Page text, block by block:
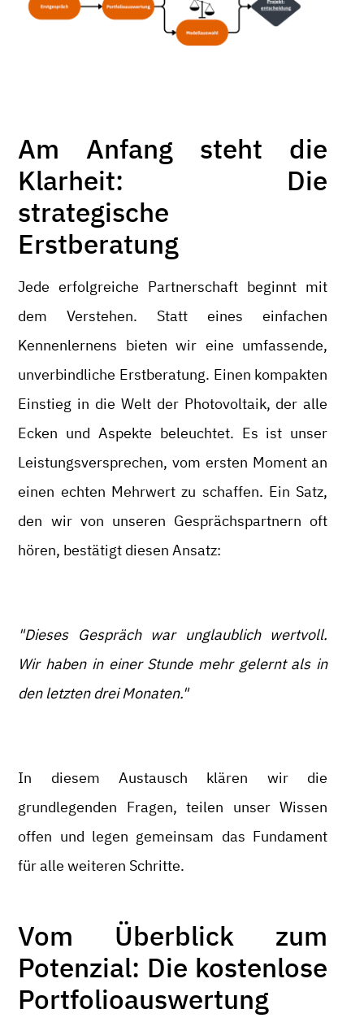
Am Anfang steht die
Klarheit: Die
strategische
Erstberatung
Jede erfolgreiche Partnerschaft beginnt mit
dem Verstehen. Statt eines einfachen
Kennenlernens bieten wir eine umfassende,
unverbindliche Erstberatung. Einen kompakten
Einstieg in die Welt der Photovoltaik, der alle
Ecken und Aspekte beleuchtet. Es ist unser
Leistungsversprechen, vom ersten Moment an
einen echten Mehrwert zu schaffen. Ein Satz,
den wir von unseren Gesprächspartnern oft
hören, bestätigt diesen Ansatz:
"Dieses Gespräch war unglaublich wertvoll.
Wir haben in einer Stunde mehr gelernt als in
den letzten drei Monaten."
In diesem Austausch klären wir die
grundlegenden Fragen, teilen unser Wissen
offen und legen gemeinsam das Fundament
für alle weiteren Schritte.
Vom Überblick zum
Potenzial: Die kostenlose
Portfolioauswertung